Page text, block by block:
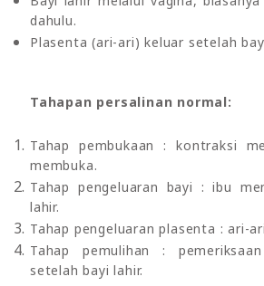
dahulu.
Plasenta (ari-ari) keluar setelah
Tahapan persalinan normal:
Tahap pembukaan : kontraksi
membuka.
Tahap pengeluaran bayi : ibu
lahir.
Tahap pengeluaran plasenta : ari-
Tahap pemulihan :
setelah bayi lahir.